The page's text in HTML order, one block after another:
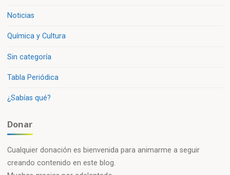
Noticias
Química y Cultura
Sin categoría
Tabla Periódica
¿Sabías qué?
Donar
Cualquier donación es bienvenida para animarme a seguir
creando contenido en este blog.